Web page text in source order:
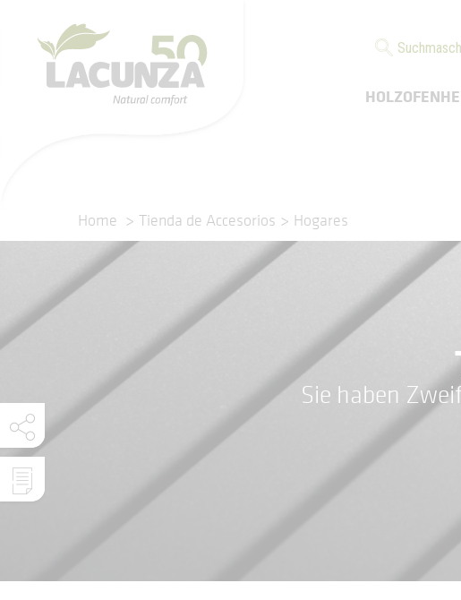
Home Tienda de Accesorios Hogares
Sie haben